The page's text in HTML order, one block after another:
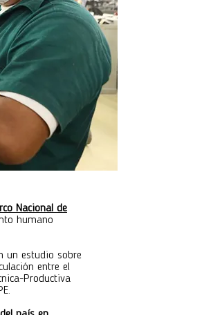
Nacional de
humano
un estudio sobre
entre el
Productiva